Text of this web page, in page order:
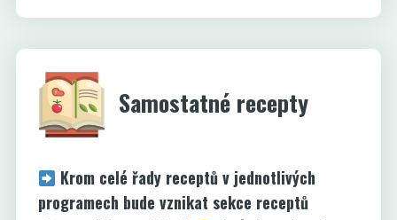
Samostatné recepty
Krom celé řady receptů v jednotlivých
programech bude vznikat sekce receptů